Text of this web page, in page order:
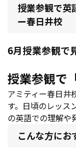
授業参観で英
ー春日井校
6月授業参観で
授業参観で
アミティー春日井
す。日頃のレッス
の英語での理解や
こんな方にお